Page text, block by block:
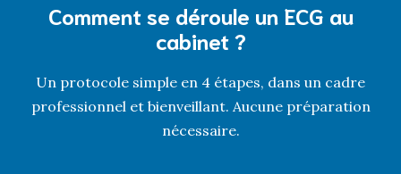
Comment se déroule un ECG au
cabinet ?
Un protocole simple en 4 étapes, dans un cadre
professionnel et bienveillant. Aucune préparation
nécessaire.